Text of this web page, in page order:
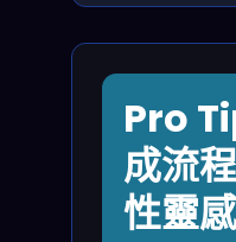
Pro
成流
性靈感